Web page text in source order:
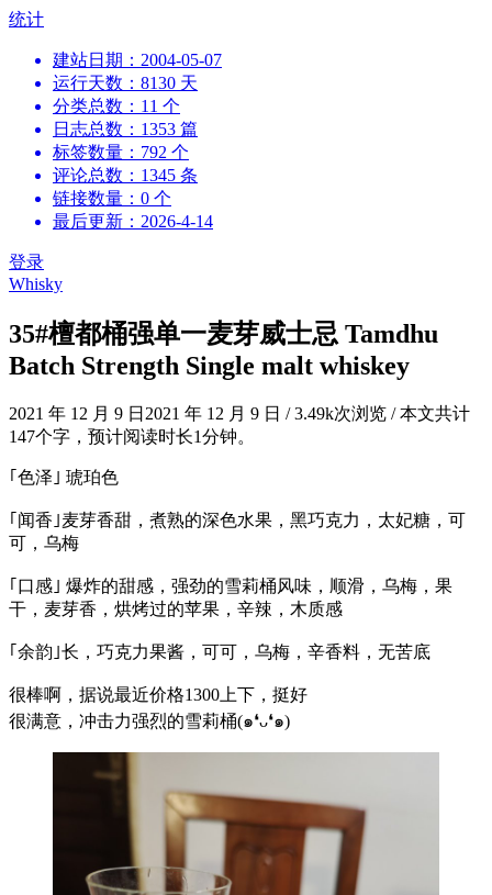
跳
统计
建站日期：2004-05-07
运行天数：8130 天
分类总数：11 个
日志总数：1353 篇
标签数量：792 个
评论总数：1345 条
链接数量：0 个
最后更新：2026-4-14
登录
Whisky
35#檀都桶强单一麦芽威士忌 Tamdhu
Batch Strength Single malt whiskey
2021 年 12 月 9 日 2021 年 12 月 9 日 /3.49k次浏览 /本文共计
147个字，预计阅读时长1分钟。
｢色泽｣ 琥珀色
｢闻香｣麦芽香甜，煮熟的深色水果，黑巧克力，太妃糖，可
可，乌梅
｢口感｣ 爆炸的甜感，强劲的雪莉桶风味，顺滑，乌梅，果
干，麦芽香，烘烤过的苹果，辛辣，木质感
｢余韵｣长，巧克力果酱，可可，乌梅，辛香料，无苦底
很棒啊，据说最近价格1300上下，挺好
很满意，冲击力强烈的雪莉桶(๑❛ᴗ❛๑)